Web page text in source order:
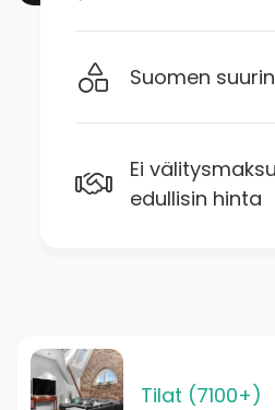
Suomen
Ei
edullisin hinta
Tilat (7100+)